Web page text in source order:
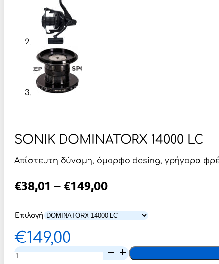
SONIK DOMINATORX 14000 LC
Απίστευτη δύναμη, όμορφο desing, γρήγορα
€38,01 – €149,00Price
€38,01
€149,00
Επιλογή
€149,00
SONIK
DOMINATORX